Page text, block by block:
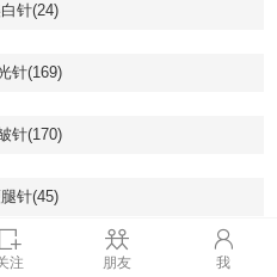
针(24)
针(169)
针(170)
针(45)
肩针(28)
注 朋友 我